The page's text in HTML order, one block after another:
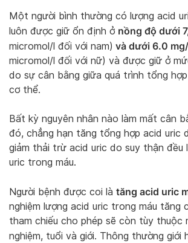
Một người bình thường có lượng acid
luôn được giữ ổn định ở nồng độ dưới
micromol/l đối với nam) và dưới 6.0
micromol/l đối với nữ) và được giữ ở
do sự cân bằng giữa quá trình tổng
cơ thể.
Bất kỳ nguyên nhân nào làm mất cân
đó, chẳng hạn tăng tổng hợp acid uric
giảm thải trừ acid uric do suy thận đều
uric trong máu.
Người bệnh được coi là tăng acid uric
nghiệm lượng acid uric trong máu tăng
tham chiếu cho phép sẽ còn tùy thuộc
nghiệm, tuổi và giới. Thông thường giới